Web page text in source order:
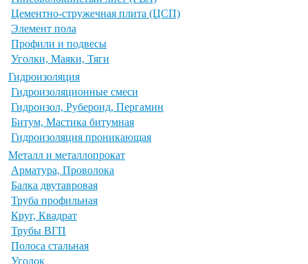
Цементно-стружечная плита (ЦСП)
Элемент пола
Профили и подвесы
Уголки, Маяки, Тяги
Гидроизоляция
Гидроизоляционные смеси
Гидроизол, Рубероид, Пергамин
Битум, Мастика битумная
Гидроизоляция проникающая
Металл и металлопрокат
Арматура, Проволока
Балка двутавровая
Труба профильная
Круг, Квадрат
Трубы ВГП
Полоса стальная
Уголок